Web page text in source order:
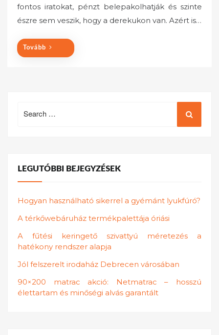
e
d
fontos iratokat, pénzt belepakolhatják és szinte
észre sem veszik, hogy a derekukon van. Azért is…
Tovább
for:
LEGUTÓBBI BEJEGYZÉSEK
Hogyan használható sikerrel a gyémánt lyukfúró?
A térkőwebáruház termékpalettája óriási
A fűtési keringető szivattyú méretezés a
hatékony rendszer alapja
Jól felszerelt irodaház Debrecen városában
90×200 matrac akció: Netmatrac – hosszú
élettartam és minőségi alvás garantált